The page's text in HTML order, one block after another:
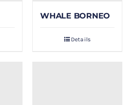
WHALE BORNEO
Details